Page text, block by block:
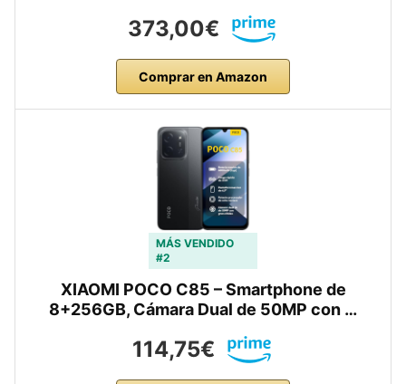
373,00€
Comprar en Amazon
MÁS VENDIDO
#2
XIAOMI POCO C85 – Smartphone de
8+256GB, Cámara Dual de 50MP con …
114,75€